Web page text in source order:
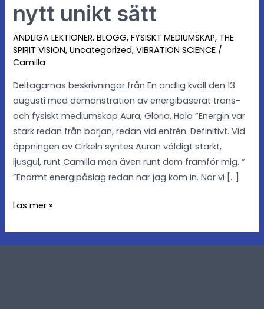
nytt unikt sätt
ANDLIGA LEKTIONER,BLOGG,FYSISKT MEDIUMSKAP, THE
SPIRIT VISION,Uncategorized,VIBRATION SCIENCE /
Camilla
Deltagarnas beskrivningar från En andlig kväll den 13
augusti med demonstration av energibaserat trans-
och fysiskt mediumskap Aura, Gloria, Halo ”Energin var
stark redan från början, redan vid entrén. Definitivt. Vid
öppningen av Cirkeln syntes Auran väldigt starkt,
ljusgul, runt Camilla men även runt dem framför mig. ”
”Enormt energipåslag redan när jag kom in. När vi […]
ett
nytt
unikt
sätt
Läs mer »